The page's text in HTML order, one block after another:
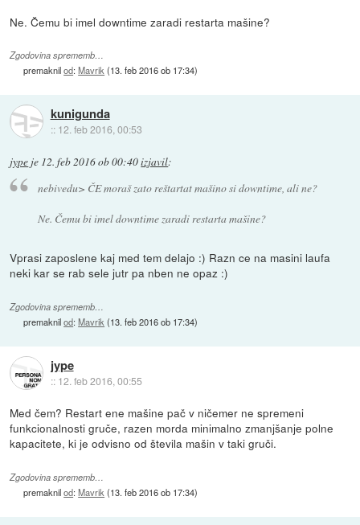
Ne. Čemu bi imel downtime zaradi restarta mašine?
Zgodovina sprememb…
premaknilod:Mavrik (13. feb 2016 ob 17:34)
kunigunda
:: 12. feb 2016, 00:53
jype je 12. feb 2016 ob 00:40izjavil:
nebivedu> ČE moraš zato reštartat mašino si downtime, ali ne?
Ne. Čemu bi imel downtime zaradi restarta mašine?
Vprasi zaposlene kaj med tem delajo :) Razn ce na masini laufa
neki kar se rab sele jutr pa nben ne opaz :)
Zgodovina sprememb…
premaknilod:Mavrik (13. feb 2016 ob 17:34)
jype
:: 12. feb 2016, 00:55
Med čem? Restart ene mašine pač v ničemer ne spremeni
funkcionalnosti gruče, razen morda minimalno zmanjšanje polne
kapacitete, ki je odvisno od števila mašin v taki gruči.
Zgodovina sprememb…
premaknilod:Mavrik (13. feb 2016 ob 17:34)